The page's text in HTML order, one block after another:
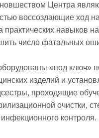
Центра
воссоздающие ход
практических навыков
число фатальных
«под ключ»
изделий и
проходящие
очистки,
контроля.